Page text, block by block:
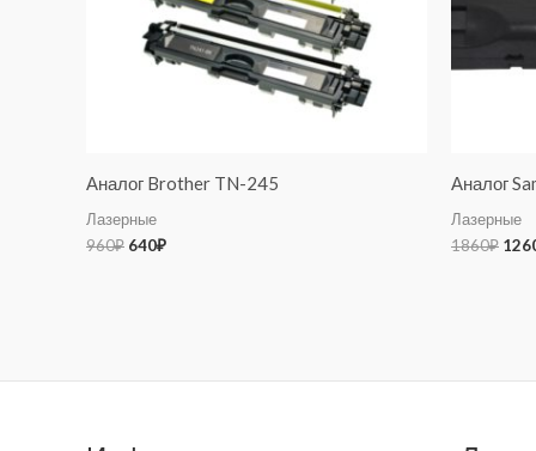
Аналог Brother TN-245
Лазерные
960₽ 640₽
Аналог
Лазерные
1860₽